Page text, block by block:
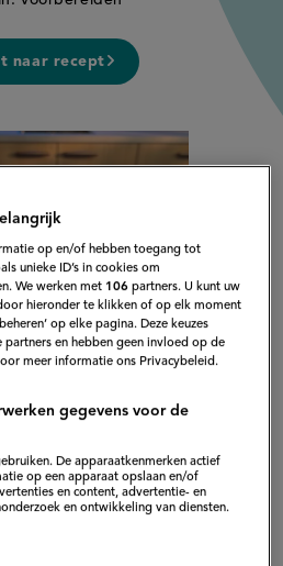
naar recept
25
op en/of hebben toegang tot
unieke ID’s in cookies om
We werken met 106 partners. U kunt uw
hieronder te klikken of op elk moment
op elke pagina. Deze keuzes
en hebben geen invloed op de
meer informatie ons Privacybeleid.
gegevens voor de
De apparaatkenmerken actief
op een apparaat opslaan en/of
en content, advertentie- en
en ontwikkeling van diensten.